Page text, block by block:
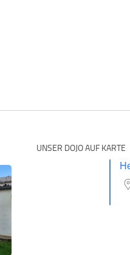
UNSER DOJO AUF KARTE